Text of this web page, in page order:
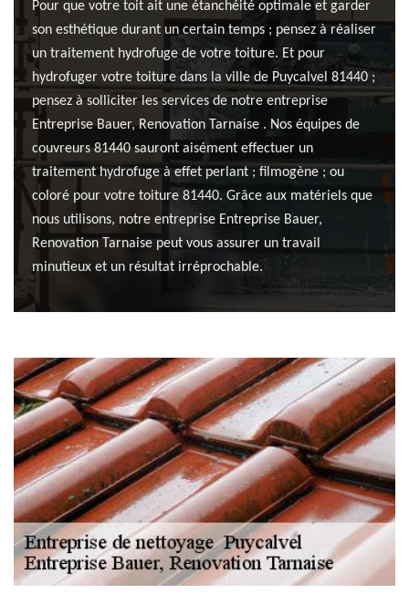
Pour que votre toit ait une étanchéité optimale et garder
son esthétique durant un certain temps ; pensez à réaliser
un traitement hydrofuge de votre toiture. Et pour
hydrofuger votre toiture dans la ville de Puycalvel 81440 ;
pensez à solliciter les services de notre entreprise
Entreprise Bauer, Renovation Tarnaise . Nos équipes de
couvreurs 81440 sauront aisément effectuer un
traitement hydrofuge à effet perlant ; filmogène ; ou
coloré pour votre toiture 81440. Grâce aux matériels que
nous utilisons, notre entreprise Entreprise Bauer,
Renovation Tarnaise peut vous assurer un travail
minutieux et un résultat irréprochable.